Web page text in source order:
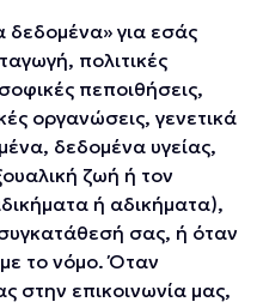
δεδομένα» για εσάς
πολιτικές
πεποιθήσεις,
οργανώσεις, γενετικά
δεδομένα υγείας,
ζωή ή τον
ή αδικήματα),
σας, ή όταν
το νόμο. Όταν
στην επικοινωνία μας,